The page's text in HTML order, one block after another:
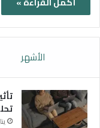
الأشهر